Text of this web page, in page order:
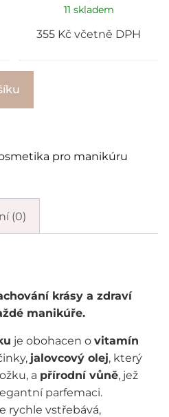
11 skladem
355 Kč včetně DPH
pro manikúru
(0)
krásy a zdraví
manikúře.
je obohacen o vitamín
jalovcový olej, který
a přírodní vůně, jež
parfemaci.
rychle vstřebává,